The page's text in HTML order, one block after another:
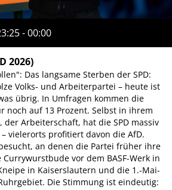
- 00:00
2026)
Das langsame Sterben der SPD:
Volks- und Arbeiterpartei – heute ist
übrig. In Umfragen kommen die
noch auf 13 Prozent. Selbst in ihrem
Arbeiterschaft, hat die SPD massiv
vielerorts profitiert davon die AfD.
besucht, an denen die Partei früher ihre
vor dem BASF-Werk in
in Kaiserslautern und die 1.-Mai-
Die Stimmung ist eindeutig: